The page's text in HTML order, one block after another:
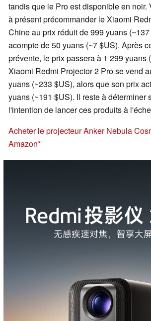
tandis que le Pro est disponible en noir.
à présent précommander le Xiaomi
Chine au prix réduit de 999 yuans
acompte de 50 yuans (~7 $US). Après
prévente, le prix passera à 1 299 yuans
Xiaomi Redmi Projector 2 Pro se vend
yuans (~233 $US), alors que son prix
yuans (~191 $US). Il reste à déterminer
l'intention de lancer ces produits à
Acheter le projecteur Anker Nebula
Amazon